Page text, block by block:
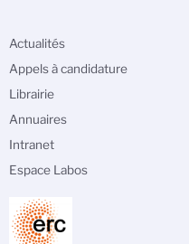
Actualités
Appels à candidature
Librairie
Annuaires
Intranet
Espace Labos